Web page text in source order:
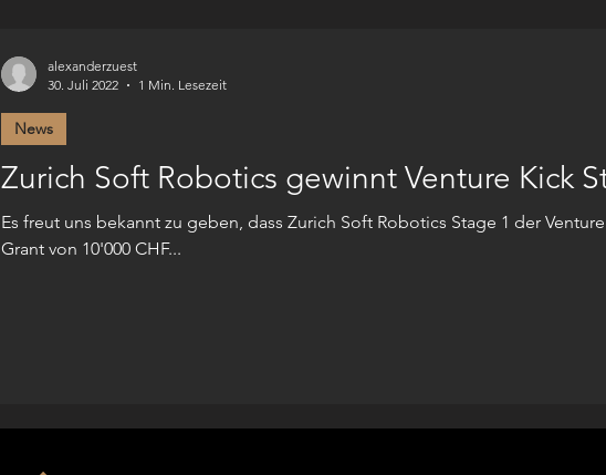
Zurich Soft Robotics gewinnt Venture Kick
Es freut uns bekannt zu geben, dass Zurich Soft Robotics Stage 1 der
Grant von 10'000 CHF...
News
alexanderzuest
30. Juli 2022
1 Min. Lesezeit